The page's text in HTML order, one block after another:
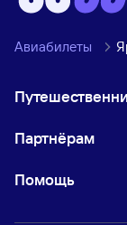
Авиабилеты
Партнёрам
Помощь